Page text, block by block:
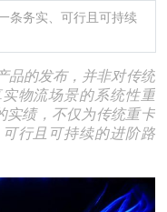
条务实、可行且可持续
品的发布，并非对传统
物流场景的系统性重
实绩，不仅为传统重卡
行且可持续的进阶路